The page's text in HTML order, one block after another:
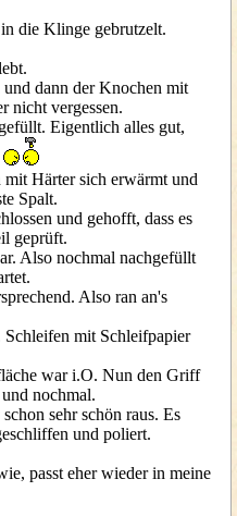
die Klinge gebrutzelt.
dann der Knochen mit
nicht vergessen.
Eigentlich alles gut,
Härter sich erwärmt und
Spalt.
und gehofft, dass es
geprüft.
Also nochmal nachgefüllt
Also ran an's
mit Schleifpapier
war i.O. Nun den Griff
nochmal.
sehr schön raus. Es
und poliert.
passt eher wieder in meine